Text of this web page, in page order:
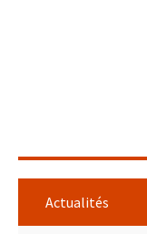
Actualités